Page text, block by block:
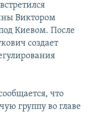
Виктором
Киевом. После
создает
что
группу во главе